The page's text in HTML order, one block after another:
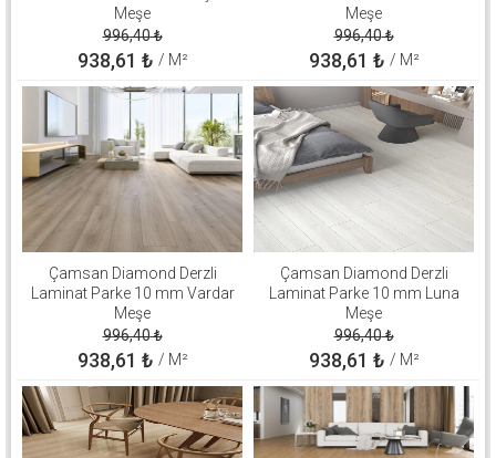
Meşe
996,40₺
938,61 ₺ / M²
Meşe
996,40₺
938,61 ₺ / M²
Çamsan Diamond Derzli
Laminat Parke 10 mm Vardar
Meşe
996,40₺
938,61 ₺ / M²
Çamsan Diamond Derzli
Laminat Parke 10 mm Luna
Meşe
996,40₺
938,61 ₺ / M²